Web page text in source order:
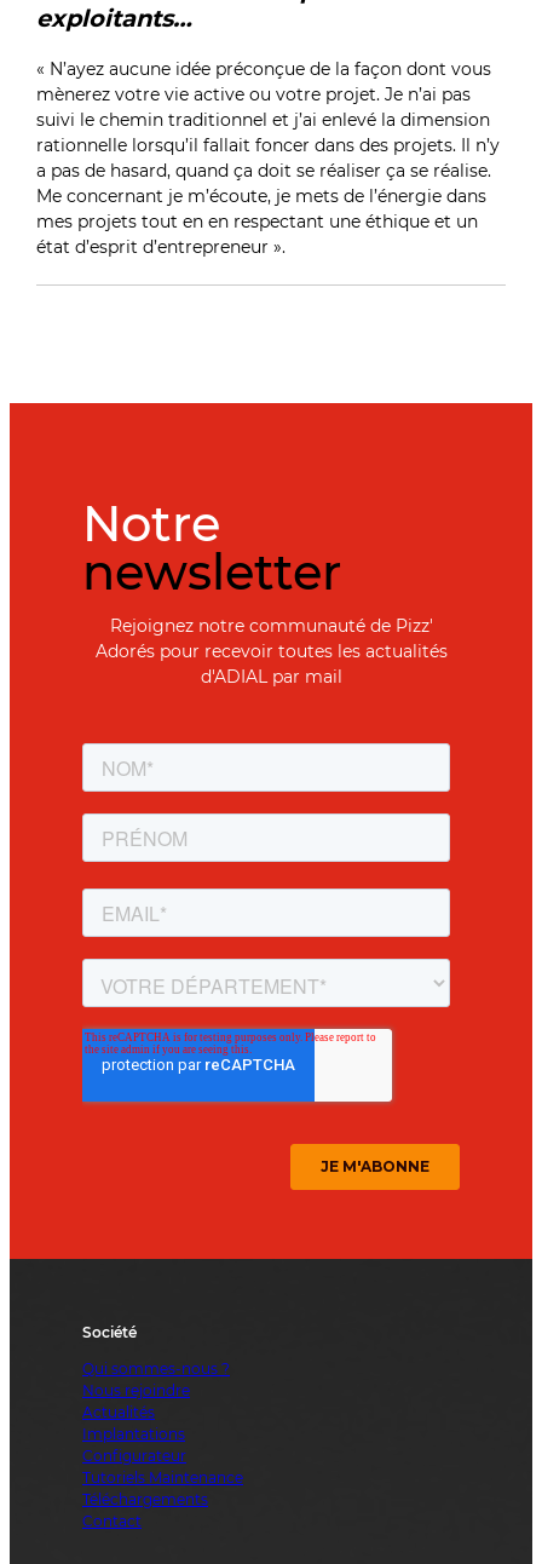
exploitants…
« N’ayez aucune idée préconçue de la façon dont vous
mènerez votre vie active ou votre projet. Je n’ai pas
suivi le chemin traditionnel et j’ai enlevé la dimension
rationnelle lorsqu’il fallait foncer dans des projets. Il n’y
a pas de hasard, quand ça doit se réaliser ça se réalise.
Me concernant je m’écoute, je mets de l’énergie dans
mes projets tout en en respectant une éthique et un
état d’esprit d’entrepreneur ».
Notre
newsletter
Rejoignez notre communauté de Pizz'
Adorés pour recevoir toutes les actualités
d'ADIAL par mail
Société
Qui sommes-nous ?
Nous rejoindre
Actualités
Implantations
Configurateur
Tutoriels Maintenance
Téléchargements
Contact